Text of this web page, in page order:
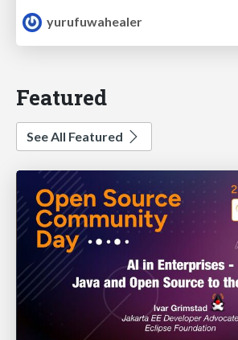
yurufuwahealer
Featured
See All Featured